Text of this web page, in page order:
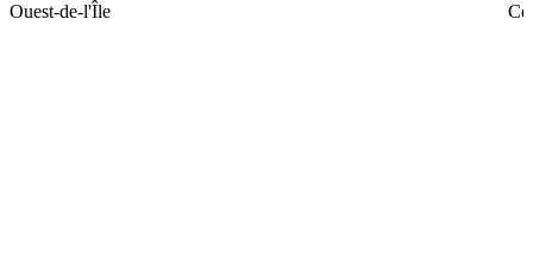
Ouest-de-l'Île